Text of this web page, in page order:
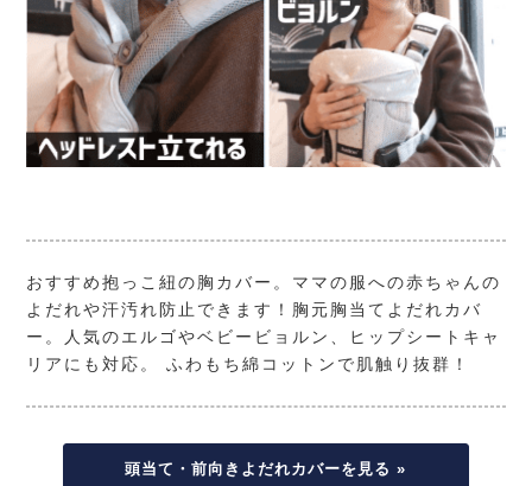
おすすめ抱っこ紐の胸カバー。ママの服への赤ちゃんの
よだれや汗汚れ防止できます！胸元胸当てよだれカバ
ー。人気のエルゴやベビービョルン、ヒップシートキャ
リアにも対応。 ふわもち綿コットンで肌触り抜群！
頭当て・前向きよだれカバーを見る »